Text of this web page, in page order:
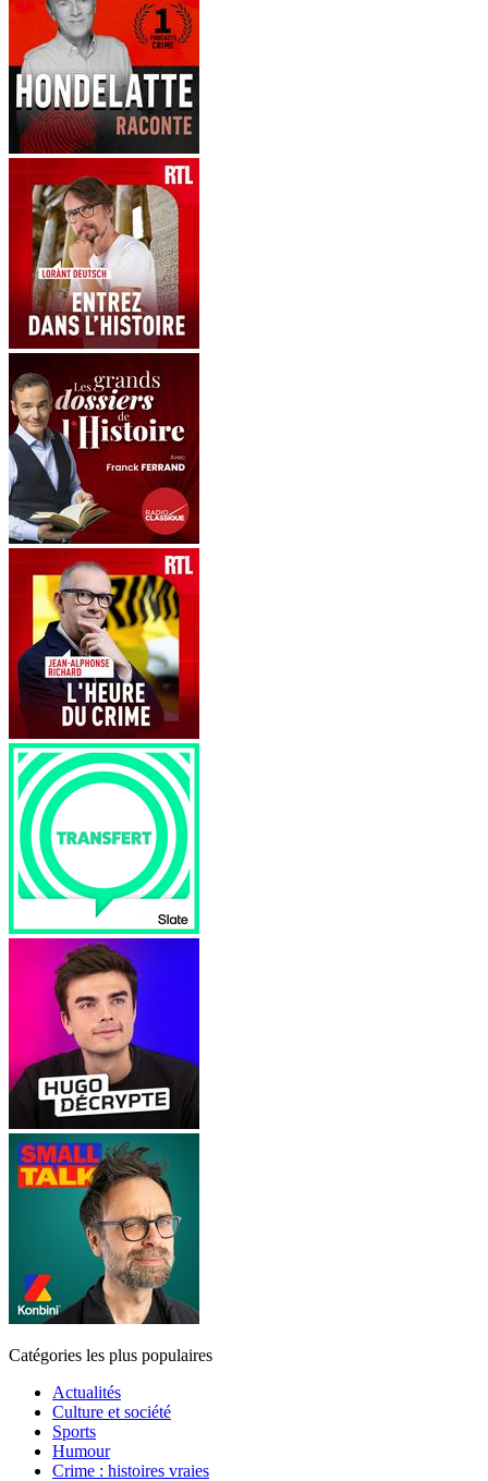
Catégories les plus populaires
Actualités
Culture et société
Sports
Humour
Crime : histoires vraies